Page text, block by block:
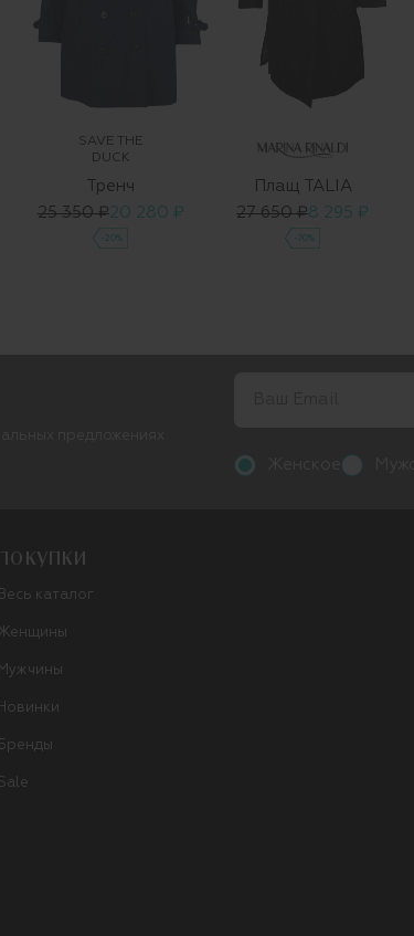
SAVE THE
DUCK
Тренч
25 350 ₽20 280 ₽
-20%
Плащ TALIA
27 650 ₽8 295 ₽
-70%
ПОКУПКИ
Весь каталог
Мужчины
Новинки
Бренды